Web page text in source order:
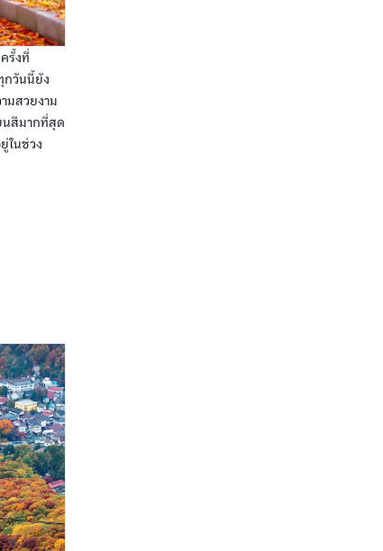
รั้งที่
กวันนี้ยัง
มสวยงาม
นสีมากที่สุด
ในช่วง